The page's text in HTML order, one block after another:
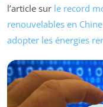
l’article sur le record
renouvelables en Chine
adopter les énergies